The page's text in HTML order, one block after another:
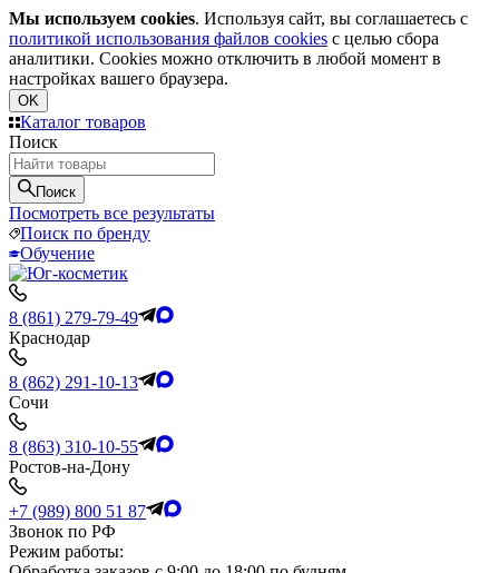
Мы используем cookies. Используя сайт, вы соглашаетесь с
политикой использования файлов cookies с целью сбора
аналитики. Cookies можно отключить в любой момент в
настройках вашего браузера.
OK
Каталог товаров
Поиск
Поиск
Посмотреть все результаты
Поиск по бренду
Обучение
8 (861) 279-79-49
Краснодар
8 (862) 291-10-13
Сочи
8 (863) 310-10-55
Ростов-на-Дону
+7 (989) 800 51 87
Звонок по РФ
Режим работы: